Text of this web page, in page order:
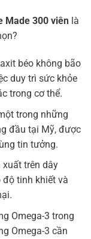
Made 300 viên là
béo không bão
duy trì sức khỏe
trong cơ thể.
trong những
đầu tại Mỹ, được
tin tưởng.
trên dây
độ tinh khiết và
Omega-3 trong
Omega-3 cần